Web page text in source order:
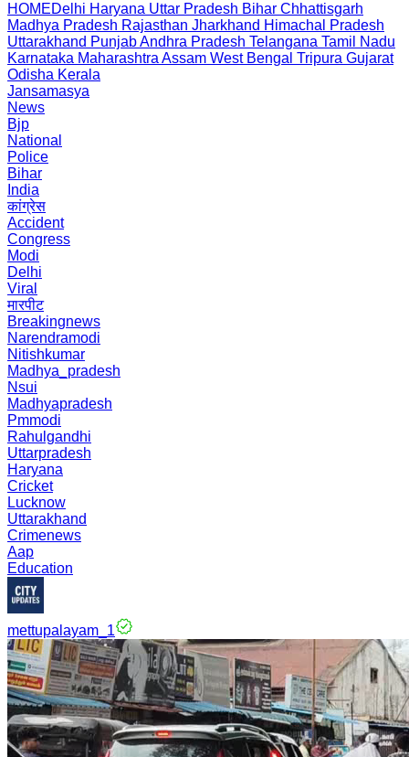
HOMEDelhi Haryana Uttar Pradesh Bihar Chhattisgarh
Madhya Pradesh Rajasthan Jharkhand Himachal Pradesh
Uttarakhand PunjabAndhra Pradesh Telangana Tamil Nadu
Karnataka Maharashtra Assam West Bengal Tripura Gujarat
Odisha Kerala
Jansamasya
News
Bjp
National
Police
Bihar
India
कांग्रेस
Accident
Congress
Modi
Delhi
Viral
मारपीट
Breakingnews
Narendramodi
Nitishkumar
Madhya_pradesh
Nsui
Madhyapradesh
Pmmodi
Rahulgandhi
Uttarpradesh
Haryana
Cricket
Lucknow
Uttarakhand
Crimenews
Aap
Education
mettupalayam_1